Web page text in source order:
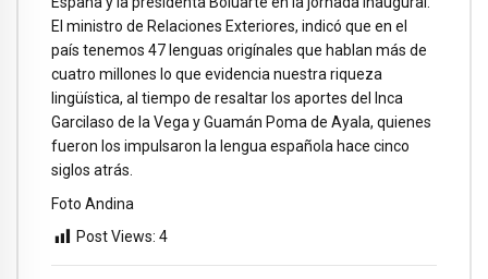
El ministro de Relaciones Exteriores, indicó que en el
país tenemos 47 lenguas origínales que hablan más de
cuatro millones lo que evidencia nuestra riqueza
lingüística, al tiempo de resaltar los aportes del Inca
Garcilaso de la Vega y Guamán Poma de Ayala, quienes
fueron los impulsaron la lengua española hace cinco
siglos atrás.
Foto Andina
Post Views: 4